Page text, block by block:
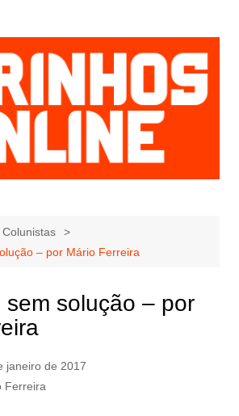
Colunistas
– por Mário Ferreira
sem solução – por
janeiro de 2017
Ferreira